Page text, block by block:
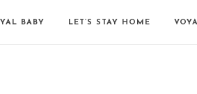
BABY LET’S STAY HOME